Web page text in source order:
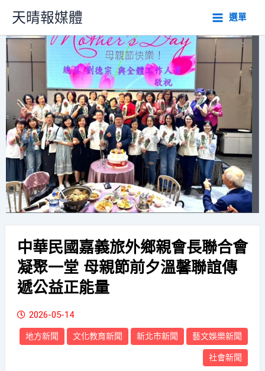
主
要
內
容
天晴報媒體 選單
中華民國嘉義旅外鄉親會長聯合會
凝聚一堂 母親節前夕溫馨聯誼傳
遞公益正能量
2026-05-14
地方新聞 文化教育新聞 新北市新聞 藝文娛樂新聞
社會新聞